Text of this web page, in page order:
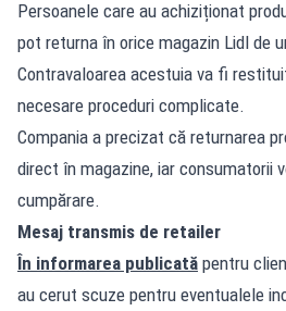
Persoanele care au achiziționat
pot returna în orice magazin Lidl de
Contravaloarea acestuia va fi
necesare proceduri complicate.
Compania a precizat că returnarea
direct în magazine, iar consumatorii
cumpărare.
Mesaj transmis de retailer
În informarea publicată pentru
au cerut scuze pentru eventualele